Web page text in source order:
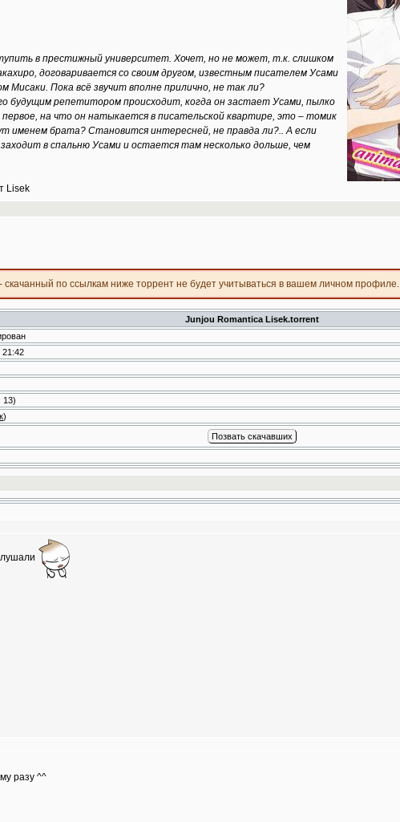
0 - - -
0
0 - - - -
показаны данныетолько за текущую сессию
в престижный университет. Хочет, но не может, т.к. слишком
договаривается со своим другом, известным писателем Усами
Мисаки. Пока всё звучит вполне прилично, не так ли?
будущим репетитором происходит, когда он застает Усами, пылко
на что он натыкается в писательской квартире, это – томик
именем брата? Становится интересней, не правда ли?.. А если
в спальню Усами и остается там несколько дольше, чем
Lisek
по ссылкам ниже торрент не будет учитываться в вашем личном профиле.
Junjou Romantica Lisek.torrent
21:42
13)
)
разу ^^